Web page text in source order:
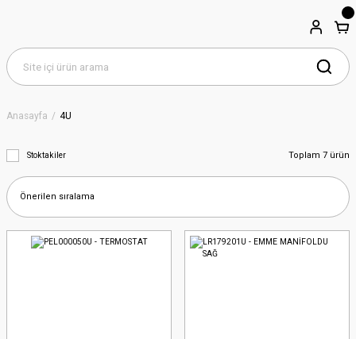
Anasayfa 4U
Stoktakiler Toplam 7 ürün